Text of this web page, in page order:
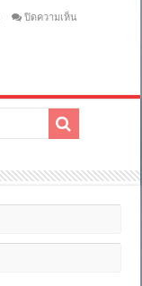
ปิดความเห็น
to
เวลา
ตาย
ไทย